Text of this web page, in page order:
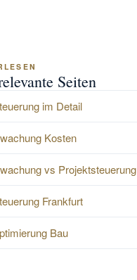
Seiten
im Detail
Kosten
vs Projektsteuerung
Frankfurt
Bau